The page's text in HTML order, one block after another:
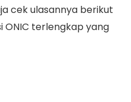
cek ulasannya berikut
ONIC terlengkap yang